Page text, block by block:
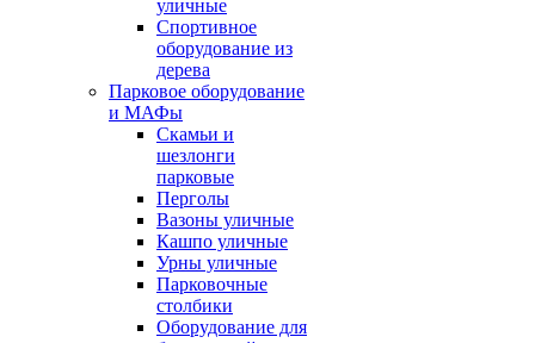
уличные
Спортивное
оборудование из
дерева
Парковое оборудование
и МАФы
Скамьи и
шезлонги
парковые
Перголы
Вазоны уличные
Кашпо уличные
Урны уличные
Парковочные
столбики
Оборудование для